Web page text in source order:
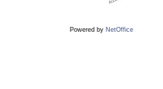
Powered by NetOffice